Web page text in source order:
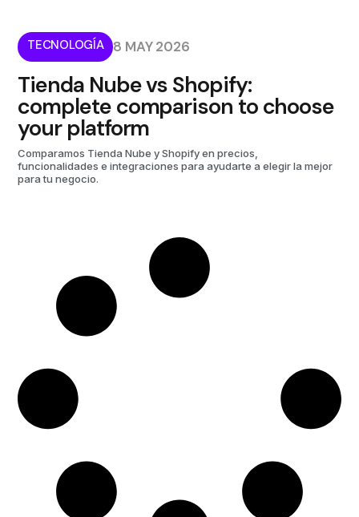
TECNOLOGÍA 8 MAY 2026
Tienda Nube vs Shopify:
complete comparison to choose
your platform
Comparamos Tienda Nube y Shopify en precios,
funcionalidades e integraciones para ayudarte a elegir la mejor
para tu negocio.